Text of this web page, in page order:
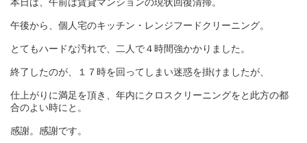
午後から、個人宅のキッチン・レンジフードクリーニング。
とてもハードな汚れで、二人で４時間強かかりました。
終了したのが、１７時を回ってしまい迷惑を掛けましたが、
仕上がりに満足を頂き、年内にクロスクリーニングをと此方の都
合のよい時にと。
感謝。感謝です。